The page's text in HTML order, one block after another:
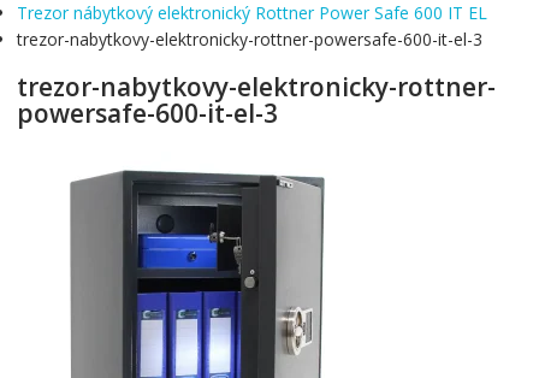
Trezor nábytkový elektronický Rottner Power Safe 600 IT EL
trezor-nabytkovy-elektronicky-rottner-powersafe-600-it-el-3
trezor-nabytkovy-elektronicky-rottner-
powersafe-600-it-el-3